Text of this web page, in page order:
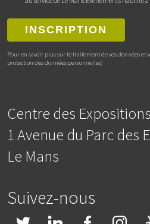
INSCRIPTION
Pour en savoir plus sur le traitement de vos données
protection des données personnelles)
Centre des
1 Avenue du Parc des
Le Mans
Suivez-nous